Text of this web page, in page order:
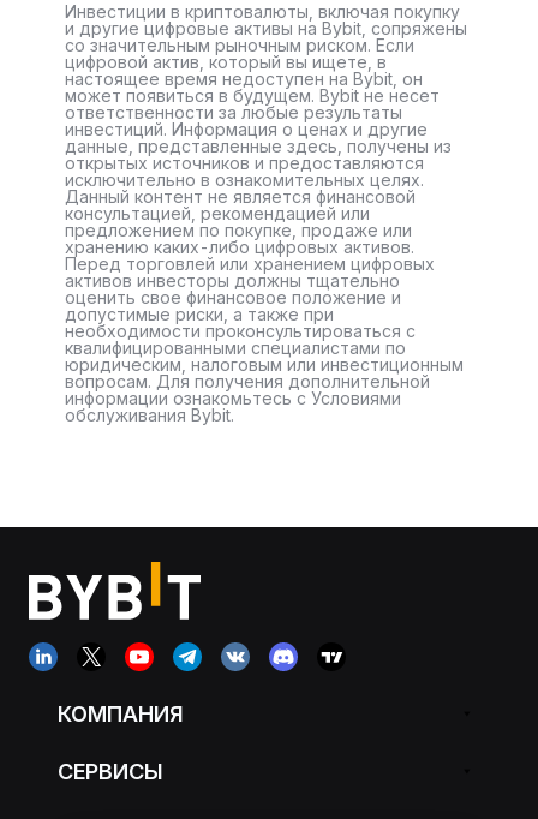
Инвестиции в криптовалюты, включая покупку
и другие цифровые активы на Bybit, сопряжены
со значительным рыночным риском. Если
цифровой актив, который вы ищете, в
настоящее время недоступен на Bybit, он
может появиться в будущем. Bybit не несет
ответственности за любые результаты
инвестиций. Информация о ценах и другие
данные, представленные здесь, получены из
открытых источников и предоставляются
исключительно в ознакомительных целях.
Данный контент не является финансовой
консультацией, рекомендацией или
предложением по покупке, продаже или
хранению каких-либо цифровых активов.
Перед торговлей или хранением цифровых
активов инвесторы должны тщательно
оценить свое финансовое положение и
допустимые риски, а также при
необходимости проконсультироваться с
квалифицированными специалистами по
юридическим, налоговым или инвестиционным
вопросам. Для получения дополнительной
информации ознакомьтесь с Условиями
обслуживания Bybit.
КОМПАНИЯ
СЕРВИСЫ